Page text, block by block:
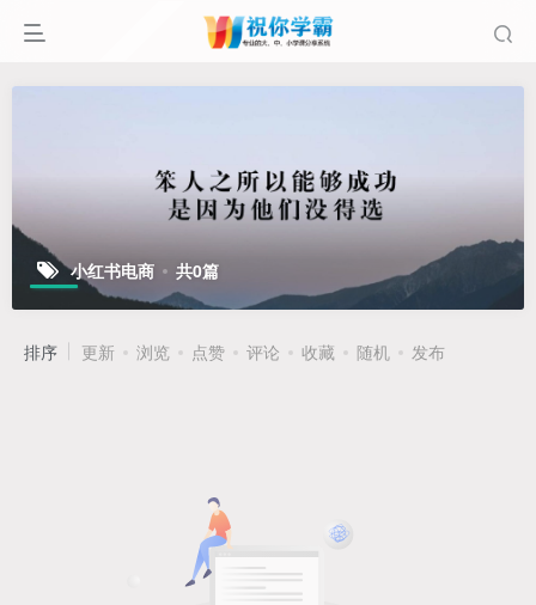
小红书电商 共0篇
排序 更新 浏览 点赞 评论 收藏 随机 发布